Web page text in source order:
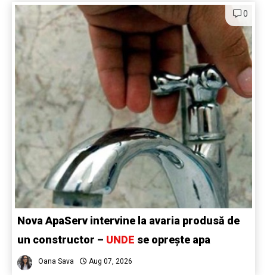
0
Nova ApaServ intervine la avaria produsă de
un constructor – UNDE se oprește apa
Oana Sava Aug 07, 2026